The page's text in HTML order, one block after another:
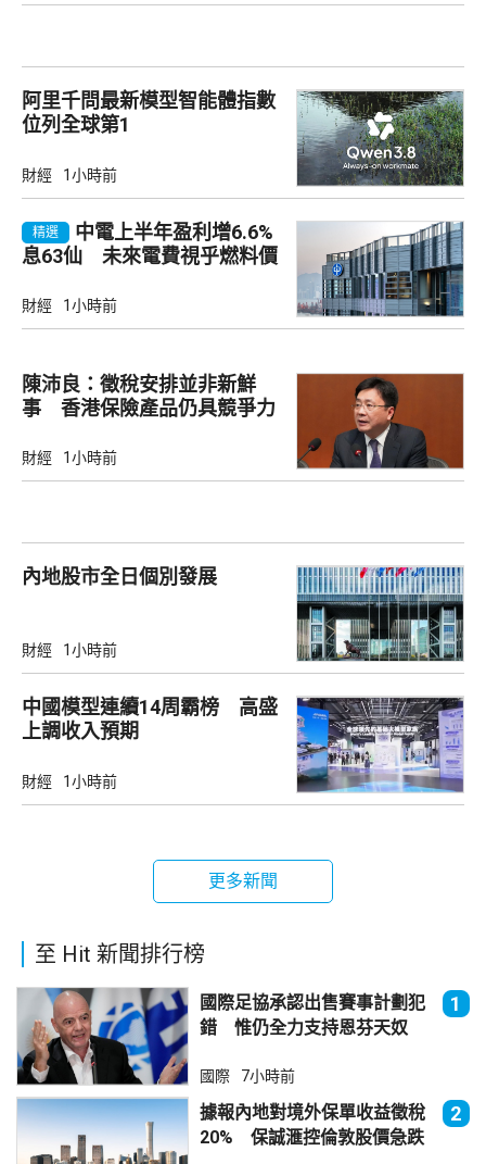
阿里千問最新模型智能體指數
位列全球第1
財經 1小時前
精選
中電上半年盈利增6.6%
息63仙 未來電費視乎燃料價
財經 1小時前
陳沛良：徵稅安排並非新鮮
事 香港保險產品仍具競爭力
財經 1小時前
內地股市全日個別發展
財經 1小時前
中國模型連續14周霸榜 高盛
上調收入預期
財經 1小時前
更多新聞
至 Hit 新聞排行榜
國際足協承認出售賽事計劃犯
錯 惟仍全力支持恩芬天奴
1
國際 7小時前
據報內地對境外保單收益徵稅
20% 保誠滙控倫敦股價急跌
2